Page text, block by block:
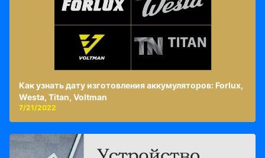
Как узнать дату изготовления аккумуляторов: Forlux,
Westa, Titan, Voltman
7/21/2022